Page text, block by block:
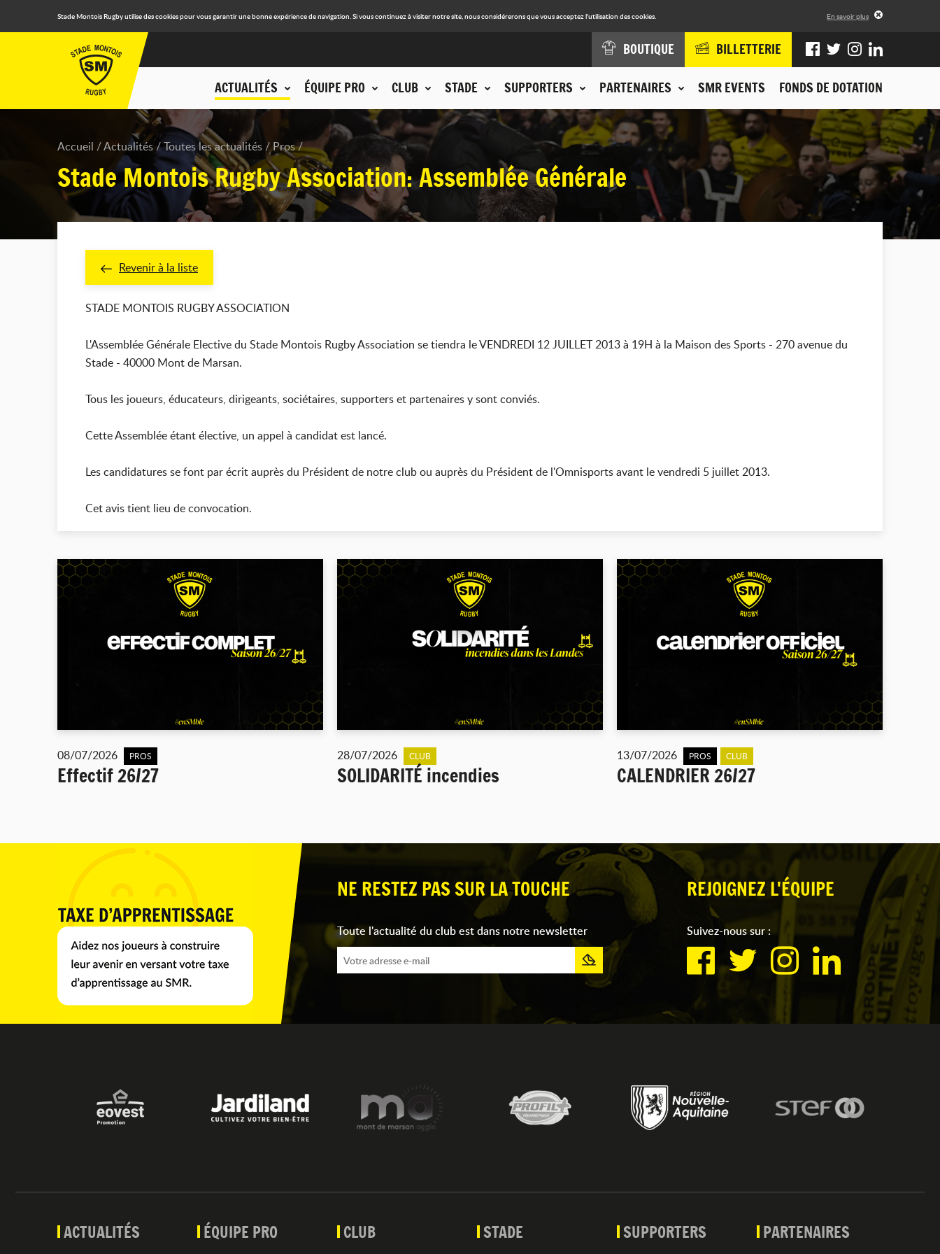
Stade Montois Rugby utilise des cookies pour vous garantir une bonne expérience de navigation. Si vous continuez à visiter notre site, nous considérerons que vous acceptez l'utilisation des cookies. En savoir plus
ACTUALITÉS ÉQUIPE PRO CLUB STADE SUPPORTERS PARTENAIRES SMR EVENTS FONDS DE DOTATION
BOUTIQUE BILLETTERIE
Accueil Actualités Toutes les actualités Pros
Stade Montois Rugby Association: Assemblée Générale
Revenir à la liste
STADE MONTOIS RUGBY ASSOCIATION
L'Assemblée Générale Elective du Stade Montois Rugby Association se tiendra le VENDREDI 12 JUILLET 2013 à 19H à la Maison des Sports - 270 avenue du
Stade - 40000 Mont de Marsan.
Tous les joueurs, éducateurs, dirigeants, sociétaires, supporters et partenaires y sont conviés.
Cette Assemblée étant élective, un appel à candidat est lancé.
Les candidatures se font par écrit auprès du Président de notre club ou auprès du Président de l'Omnisports avant le vendredi 5 juillet 2013.
Cet avis tient lieu de convocation.
08/07/2026 PROS
Effectif 26/27
28/07/2026 CLUB
SOLIDARITÉ incendies
13/07/2026 PROS CLUB
CALENDRIER 26/27
NE RESTEZ PAS SUR LA TOUCHE
Toute l'actualité du club est dans notre newsletter
REJOIGNEZ L'ÉQUIPE
Suivez-nous sur :
ACTUALITÉS ÉQUIPE PRO CLUB STADE SUPPORTERS PARTENAIRES